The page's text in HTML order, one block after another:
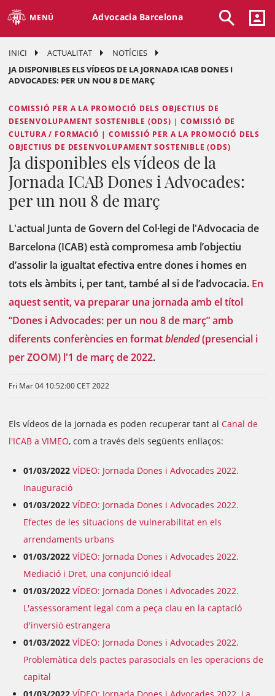
MENÚ Advocacia Barcelona
INICI ACTUALITAT
NOTÍCIES
JA DISPONIBLES ELS VÍDEOS DE LA JORNADA ICAB DONES I
ADVOCADES: PER UN NOU 8 DE MARÇ
COMISSIÓ PER A LA PROMOCIÓ DELS OBJECTIUS DE
DESENVOLUPAMENT SOSTENIBLE (ODS) | COMISSIÓ DE
CULTURA / FORMACIÓ | COMISSIÓ PER A LA PROMOCIÓ DELS
OBJECTIUS DE DESENVOLUPAMENT SOSTENIBLE (ODS)
Ja disponibles els vídeos de la
Jornada ICAB Dones i Advocades:
per un nou 8 de març
L'actual Junta de Govern del Col·legi de l'Advocacia de
Barcelona (ICAB) està compromesa amb l’objectiu
d’assolir la igualtat efectiva entre dones i homes en
tots els àmbits i, per tant, també al si de l’advocacia. En
aquest sentit, va preparar una jornada amb el títol
“Dones i Advocades: per un nou 8 de març” amb
diferents conferències en formatblended(presencial i
per ZOOM) l'1 de març de 2022.
Fri Mar 04 10:52:00 CET 2022
Els vídeos de la jornada es poden recuperar tant al Canal de
l'ICAB a VIMEO, com a través dels següents enllaços:
01/03/2022 VÍDEO: Jornada Dones i Advocades 2022.
Inauguració
01/03/2022 VÍDEO: Jornada Dones i Advocades 2022.
Efectes de les situacions de vulnerabilitat en els
arrendaments urbans
01/03/2022 VÍDEO: Jornada Dones i Advocades 2022.
Mediació i Dret, una conjunció ideal
01/03/2022 VÍDEO: Jornada Dones i Advocades 2022.
L'assessorament legal com a peça clau en la captació
d'inversió estrangera
01/03/2022 VÍDEO: Jornada Dones i Advocades 2022.
Problemàtica dels pactes parasocials en les operacions de
capital